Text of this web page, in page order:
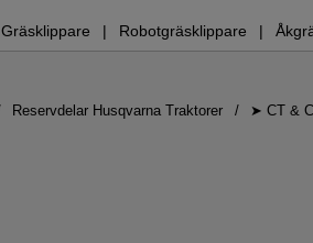
Gräsklippare Robotgräsklippare
Reservdelar Husqvarna Traktorer ➤ CT &